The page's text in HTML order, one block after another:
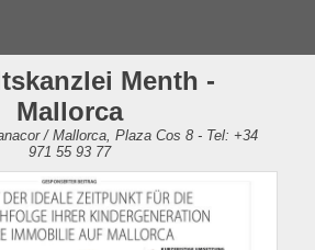
Menth -
Mallorca
/ Mallorca, Plaza Cos 8 - Tel: +34
971 55 93 77